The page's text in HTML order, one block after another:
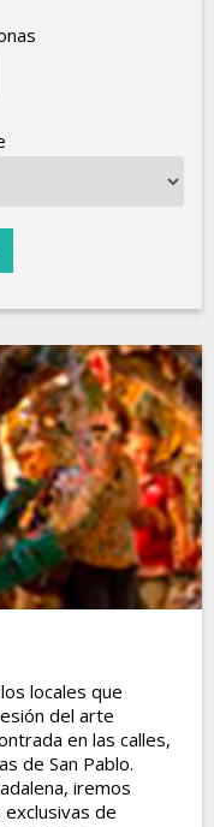
locales que
del arte
en las calles,
de San Pablo.
iremos
de